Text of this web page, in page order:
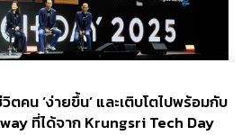
ตคน ‘ง่ายขึ้น’ และเติบโตไปพร้อมกับ
ที่ได้จาก Krungsri Tech Day